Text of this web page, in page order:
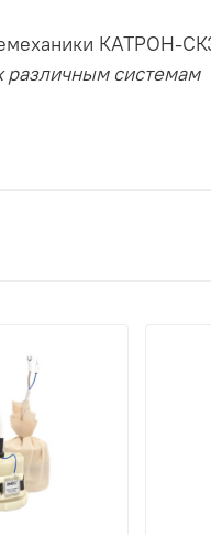
КАТРОН-
различным системам